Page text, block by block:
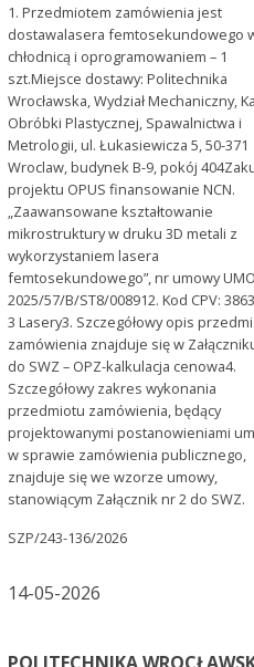
1. Przedmiotem zamówienia jest
dostawalasera femtosekundowego
chłodnicą i oprogramowaniem – 1
szt.Miejsce dostawy: Politechnika
Wrocławska, Wydział Mechaniczny,
Obróbki Plastycznej, Spawalnictwa i
Metrologii, ul. Łukasiewicza 5, 50-371
Wroclaw, budynek B-9, pokój
projektu OPUS finansowanie NCN.
„Zaawansowane kształtowanie
mikrostruktury w druku 3D metali z
wykorzystaniem lasera
femtosekundowego”, nr umowy
2025/57/B/ST8/008912. Kod CPV:
3 Lasery3. Szczegółowy opis
zamówienia znajduje się w
do SWZ – OPZ-kalkulacja cenowa4.
Szczegółowy zakres wykonania
przedmiotu zamówienia, będący
projektowanymi postanowieniami
w sprawie zamówienia publicznego,
znajduje się we wzorze umowy,
stanowiącym Załącznik nr 2 do SWZ.
SZP/243-136/2026
14-05-2026